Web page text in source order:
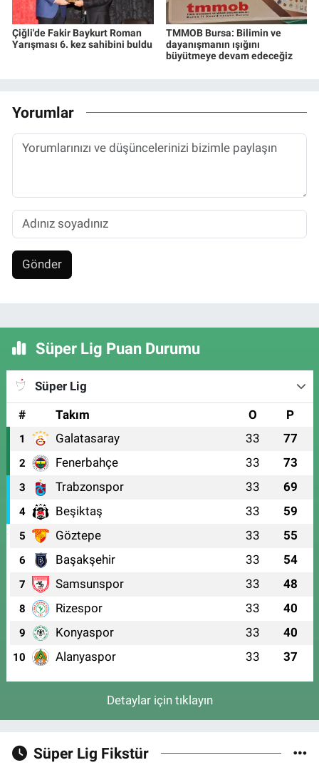
Çiğli'de Fakir Baykurt Roman
Yarışması 6. kez sahibini buldu
TMMOB Bursa: Bilimin ve
dayanışmanın ışığını
büyütmeye devam edeceğiz
Yorumlar
Gönder
Süper Lig Puan Durumu
Süper Lig
#
Takım O P
1 Galatasaray 33 77
2 Fenerbahçe 33 73
3 Trabzonspor 33 69
4 Beşiktaş 33 59
5 Göztepe 33 55
6 Başakşehir 33 54
7 Samsunspor 33 48
8 Rizespor 33 40
9 Konyaspor 33 40
10 Alanyaspor 33 37
Detaylar için tıklayın
Süper Lig Fikstür